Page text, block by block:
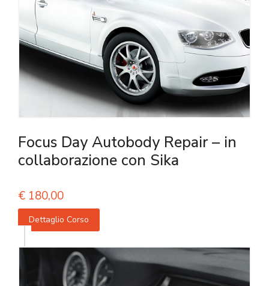
Focus Day Autobody Repair – in
collaborazione con Sika
€ 180,00
Dettaglio Corso